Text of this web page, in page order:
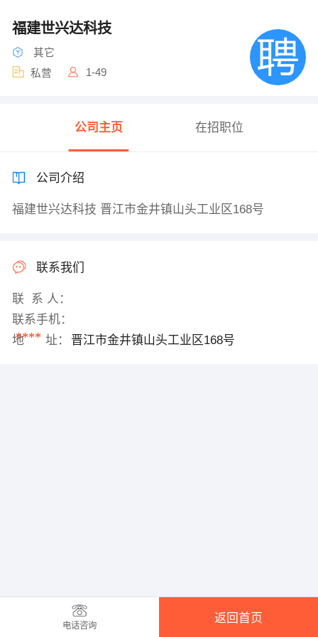
福建世兴达科技
其它
私营
1-49
公司主页 在招职位
公司介绍
福建世兴达科技 晋江市金井镇山头工业区168号
联系我们
联 系 人：
联系手机：
****
地 址： 晋江市金井镇山头工业区168号
电话咨询
返回首页